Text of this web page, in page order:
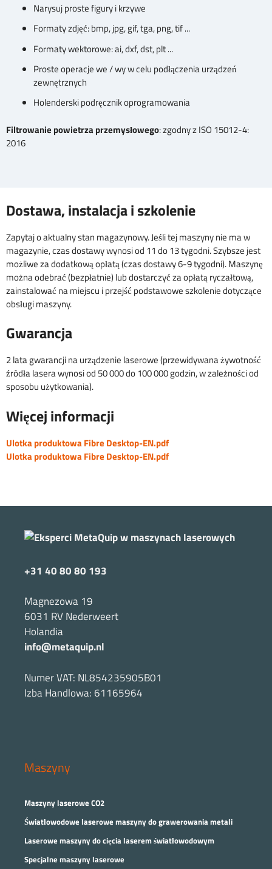
Narysuj proste figury i krzywe
Formaty zdjęć: bmp, jpg, gif, tga, png, tif ...
Formaty wektorowe: ai, dxf, dst, plt ...
Proste operacje we / wy w celu podłączenia urządzeń
zewnętrznych
Holenderski podręcznik oprogramowania
Filtrowanie powietrza przemysłowego: zgodny z ISO 15012-4:
2016
Dostawa, instalacja i szkolenie
Zapytaj o aktualny stan magazynowy. Jeśli tej maszyny nie ma w
magazynie, czas dostawy wynosi od 11 do 13 tygodni. Szybsze jest
możliwe za dodatkową opłatą (czas dostawy 6-9 tygodni). Maszynę
można odebrać (bezpłatnie) lub dostarczyć za opłatą ryczałtową,
zainstalować na miejscu i przejść podstawowe szkolenie dotyczące
obsługi maszyny.
Gwarancja
2 lata gwarancji na urządzenie laserowe (przewidywana żywotność
źródła lasera wynosi od 50 000 do 100 000 godzin, w zależności od
sposobu użytkowania).
Więcej informacji
Ulotka produktowa Fibre Desktop-EN.pdf
Ulotka produktowa Fibre Desktop-EN.pdf
+31 40 80 80 193
Magnezowa 19
6031 RV Nederweert
Holandia
info@metaquip.nl
Numer VAT: NL854235905B01
Izba Handlowa: 61165964
Maszyny
Maszyny laserowe CO2
Światłowodowe laserowe maszyny do grawerowania metali
Laserowe maszyny do cięcia laserem światłowodowym
Specjalne maszyny laserowe